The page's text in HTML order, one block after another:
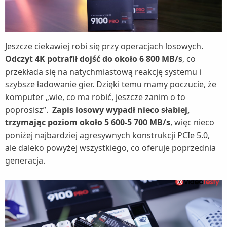
Jeszcze ciekawiej robi się przy operacjach losowych.
Odczyt 4K potrafił dojść do około 6 800 MB/s, co
przekłada się na natychmiastową reakcję systemu i
szybsze ładowanie gier. Dzięki temu mamy poczucie, że
komputer „wie, co ma robić, jeszcze zanim o to
poprosisz”. Zapis losowy wypadł nieco słabiej,
trzymając poziom około 5 600-5 700 MB/s, więc nieco
poniżej najbardziej agresywnych konstrukcji PCIe 5.0,
ale daleko powyżej wszystkiego, co oferuje poprzednia
generacja.